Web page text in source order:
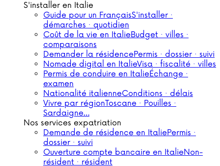
S'installer en Italie
Guide pour un FrançaisS'installer ·
démarches · quotidien
Coût de la vie en ItalieBudget · villes ·
comparaisons
Demander la résidencePermis · dossier · suivi
Nomade digital en ItalieVisa · fiscalité · villes
Permis de conduire en ItalieÉchange ·
examen
Nationalité italienneConditions · délais
Vivre par régionToscane · Pouilles ·
Sardaigne…
Nos services expatriation
Demande de résidence en ItaliePermis ·
dossier · suivi
Ouverture compte bancaire en ItalieNon-
résident · résident